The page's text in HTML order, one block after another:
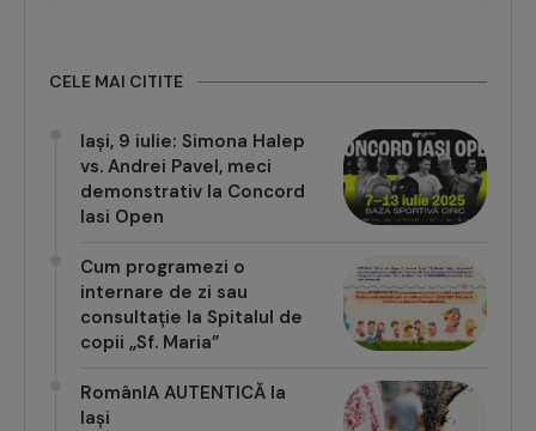
CELE MAI CITITE
Iași, 9 iulie: Simona Halep
vs. Andrei Pavel, meci
demonstrativ la Concord
Iasi Open
Cum programezi o
internare de zi sau
consultație la Spitalul de
copii „Sf. Maria”
RomânIA AUTENTICĂ la
Iași